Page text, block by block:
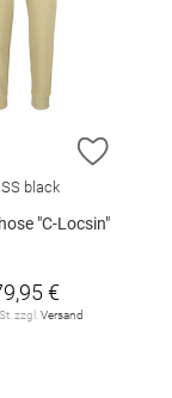
HINZUFÜGEN
ZUR
black
"C-Locsin"
€
zzgl. Versand